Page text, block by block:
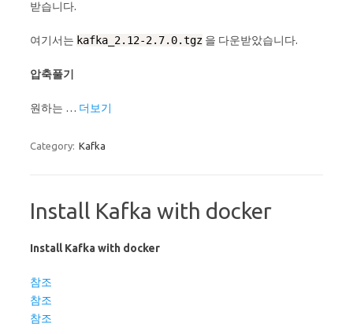
받습니다.
여기서는 kafka_2.12-2.7.0.tgz 을 다운받았습니다.
압축풀기
원하는 … 더보기
Category: Kafka
Install Kafka with docker
Install Kafka with docker
참조
참조
참조